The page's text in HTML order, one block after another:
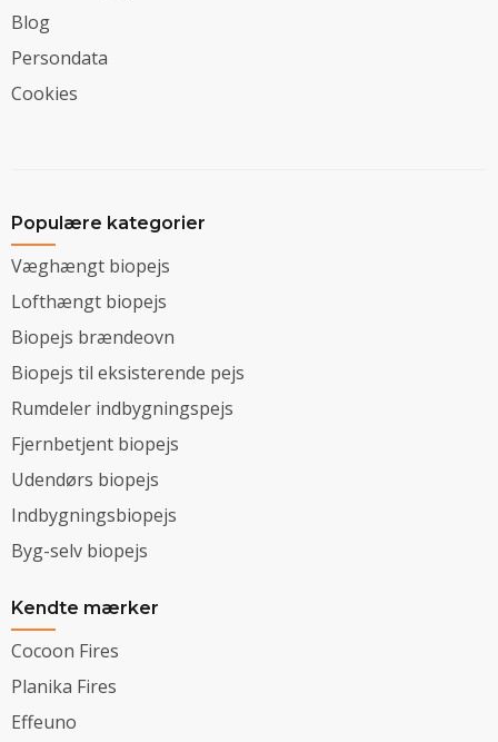
Blog
Persondata
Cookies
Populære kategorier
Væghængt biopejs
Lofthængt biopejs
Biopejs brændeovn
Biopejs til eksisterende pejs
Rumdeler indbygningspejs
Fjernbetjent biopejs
Udendørs biopejs
Indbygningsbiopejs
Byg-selv biopejs
Kendte mærker
Cocoon Fires
Planika Fires
Effeuno